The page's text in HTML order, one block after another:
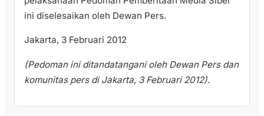
ini diselesaikan oleh Dewan Pers.
Jakarta, 3 Februari 2012
(Pedoman ini ditandatangani oleh Dewan Pers dan
komunitas pers di Jakarta, 3 Februari 2012).